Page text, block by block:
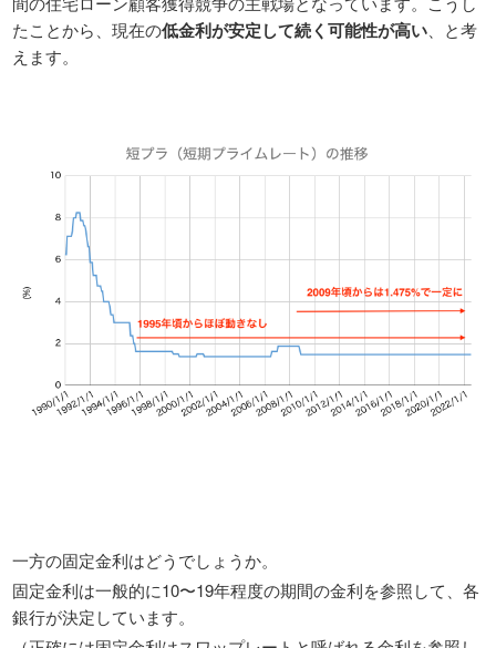
たことから、現在の低金利が安定して続く可能性が高い、と考
えます。
一方の固定金利はどうでしょうか。
固定金利は一般的に10〜19年程度の期間の金利を参照して、各
銀行が決定しています。